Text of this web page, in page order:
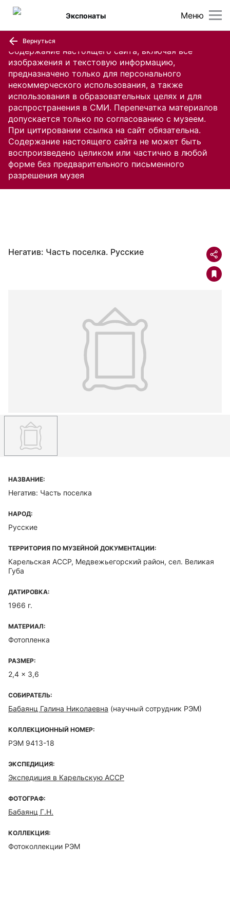
Содержание настоящего сайта, включая все
изображения и текстовую информацию,
предназначено только для персонального
некоммерческого использования, а также
использования в образовательных целях и для
распространения в СМИ. Перепечатка материалов
допускается только по согласованию с музеем.
При цитировании ссылка на сайт обязательна.
Содержание настоящего сайта не может быть
воспроизведено целиком или частично в любой
форме без предварительного письменного
разрешения музея
Меню
Экспонаты
Вернуться
Негатив: Часть поселка. Русские
НАЗВАНИЕ:
Негатив: Часть поселка
НАРОД:
Русские
ТЕРРИТОРИЯ ПО МУЗЕЙНОЙ ДОКУМЕНТАЦИИ:
Карельская ACCP, Медвежьегорский район, сел. Великая
Губа
ДАТИРОВКА:
1966 г.
МАТЕРИАЛ:
Фотопленка
РАЗМЕР:
2,4 x 3,6
СОБИРАТЕЛЬ:
Бабаянц Галина Николаевна (научный сотрудник РЭМ)
КОЛЛЕКЦИОННЫЙ НОМЕР:
РЭМ 9413-18
ЭКСПЕДИЦИЯ:
Экспедиция в Карельскую АССР
ФОТОГРАФ:
Бабаянц Г.Н.
КОЛЛЕКЦИЯ:
Фотоколлекции РЭМ